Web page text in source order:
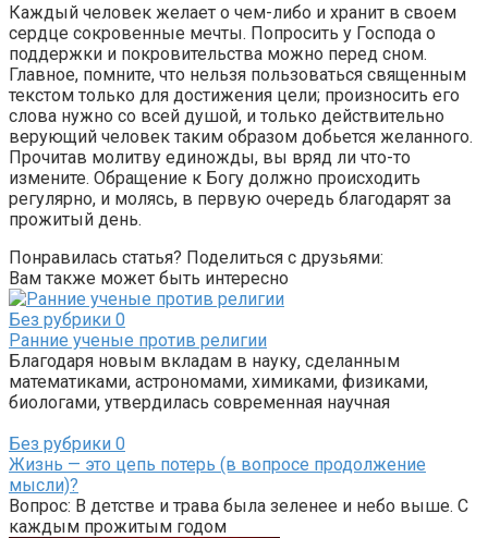
Каждый человек желает о чем-либо и хранит в своем
сердце сокровенные мечты. Попросить у Господа о
поддержки и покровительства можно перед сном.
Главное, помните, что нельзя пользоваться священным
текстом только для достижения цели; произносить его
слова нужно со всей душой, и только действительно
верующий человек таким образом добьется желанного.
Прочитав молитву единожды, вы вряд ли что-то
измените. Обращение к Богу должно происходить
регулярно, и молясь, в первую очередь благодарят за
прожитый день.
Понравилась статья? Поделиться с друзьями:
Вам также может быть интересно
Без рубрики 0
Ранние ученые против религии
Благодаря новым вкладам в науку, сделанным
математиками, астрономами, химиками, физиками,
биологами, утвердилась современная научная
Без рубрики 0
Жизнь — это цепь потерь (в вопросе продолжение
мысли)?
Вопрос: В детстве и трава была зеленее и небо выше. С
каждым прожитым годом